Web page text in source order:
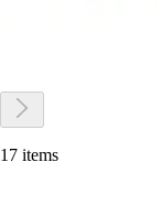
17 items